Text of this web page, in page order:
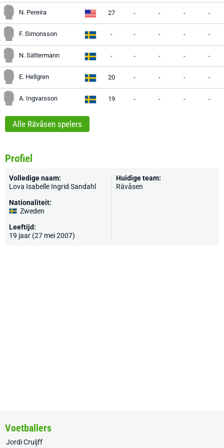
N. Pereira 27 - - - -
F. Simonsson - - - - -
N. Sättermann - - - - -
E. Hellgren 20 - - - -
A. Ingvarsson 19 - - - -
Alle Rävåsen spelers
Profiel
Volledige naam:
Lova Isabelle Ingrid Sandahl
Nationaliteit:
Zweden
Leeftijd:
19 jaar (27 mei 2007)
Huidige team:
Rävåsen
Voetballers
Jordi Cruijff